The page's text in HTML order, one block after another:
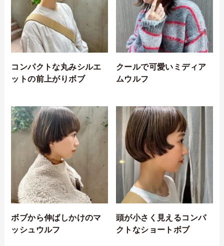
コンパクトな丸みシルエ
ットの前上がりボブ
クールで可愛いミディア
ムウルフ
ボブから伸ばしかけのマ
ッシュウルフ
頭が小さく見えるコンパ
クトなショートボブ